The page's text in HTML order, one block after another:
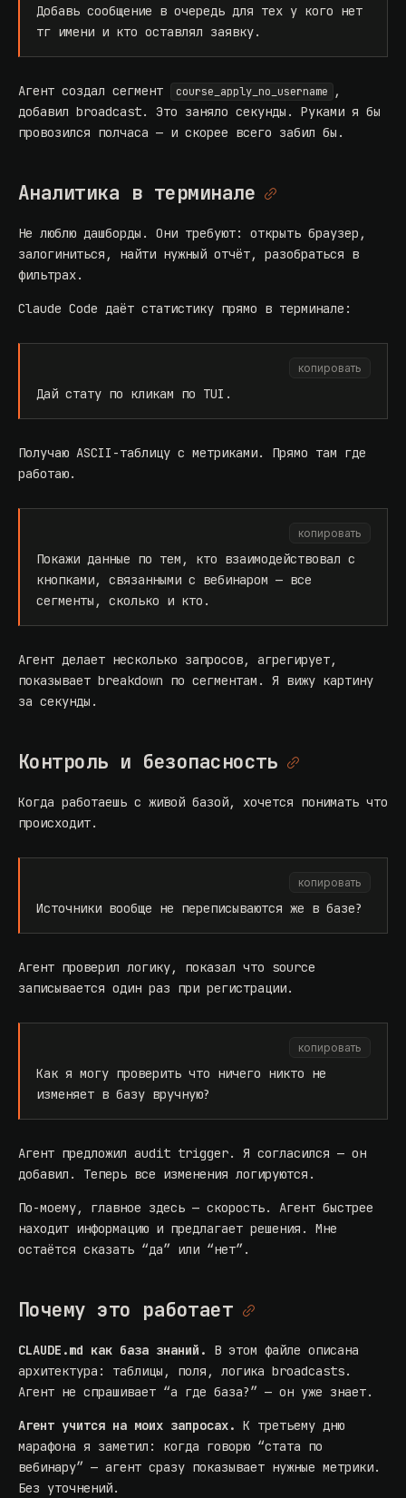
Добавь сообщение в очередь для тех у кого нет
тг имени и кто оставлял заявку.
Агент создал сегмент course_apply_no_username
,
добавил broadcast. Это заняло секунды. Руками я бы
провозился полчаса — и скорее всего забил бы.
Аналитика в терминале
Не люблю дашборды. Они требуют: открыть браузер,
залогиниться, найти нужный отчёт, разобраться в
фильтрах.
Claude Code даёт статистику прямо в терминале:
копировать
Дай стату по кликам по TUI.
Получаю ASCII-таблицу с метриками. Прямо там где
работаю.
копировать
Покажи данные по тем, кто взаимодействовал с
кнопками, связанными с вебинаром — все
сегменты, сколько и кто.
Агент делает несколько запросов, агрегирует,
показывает breakdown по сегментам. Я вижу картину
за секунды.
Контроль и безопасность
Когда работаешь с живой базой, хочется понимать что
происходит.
копировать
Источники вообще не переписываются же в базе?
Агент проверил логику, показал что source
записывается один раз при регистрации.
копировать
Как я могу проверить что ничего никто не
изменяет в базу вручную?
Агент предложил audit trigger. Я согласился — он
добавил. Теперь все изменения логируются.
По-моему, главное здесь — скорость. Агент быстрее
находит информацию и предлагает решения. Мне
остаётся сказать “да” или “нет”.
Почему это работает
CLAUDE.md как база знаний.
В этом файле описана
архитектура: таблицы, поля, логика broadcasts.
Агент не спрашивает “а где база?” — он уже знает.
Агент учится на моих запросах. К третьему дню
марафона я заметил: когда говорю “стата по
вебинару” — агент сразу показывает нужные метрики.
Без уточнений.